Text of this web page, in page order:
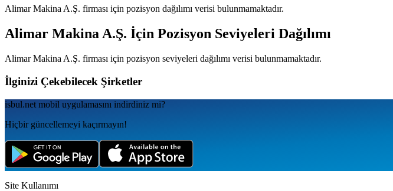
Alimar Makina A.Ş. firması için pozisyon dağılımı verisi bulunmamaktadır.
Alimar Makina A.Ş. İçin Pozisyon Seviyeleri Dağılımı
Alimar Makina A.Ş. firması için pozisyon seviyeleri dağılımı verisi bulunmamaktadır.
İlginizi Çekebilecek Şirketler
isbul.net mobil uygulamаsını indirdiniz mi?
Hiçbir güncellemeyi kaçırmayın!
Site Kullanımı